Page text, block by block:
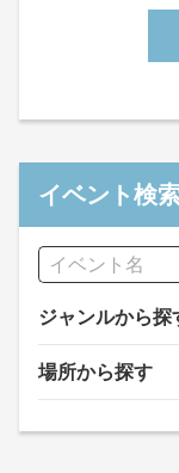
イベント検
ジャンルから探
場所から探す